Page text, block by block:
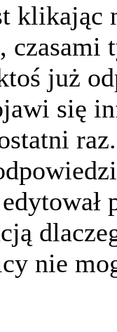
klikając
czasami
już
się
nie